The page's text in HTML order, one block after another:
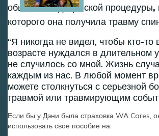
обычной медицинской процедуры,
которого она получила травму
Я никогда не видел, чтобы кто-то
возрасте нуждался в длительном
не случилось со мной. Жизнь
каждым из нас. В любой момент
можете столкнуться с серьезной
травмой или травмирующим
Если бы у Дэни была страховка WA Cares,
использовать свое пособие на: